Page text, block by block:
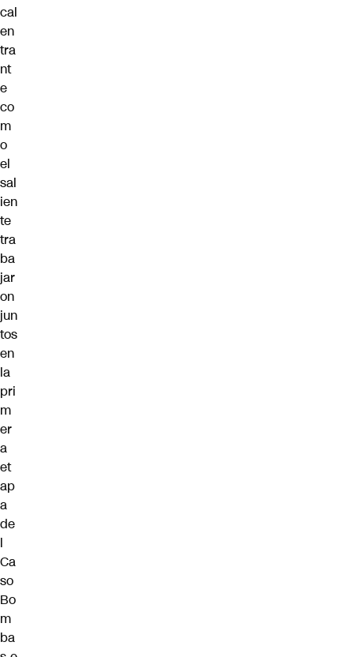
cal
en
tra
nt
e
co
m
o
el
sal
ien
te
tra
ba
jar
on
jun
tos
en
la
pri
m
er
a
et
ap
a
de
l
Ca
so
Bo
m
ba